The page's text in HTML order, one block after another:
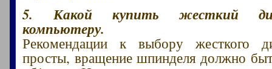
5. Какой купить жесткий
компьютеру.
Рекомендации к выбору жесткого
просты, вращение шпинделя должно